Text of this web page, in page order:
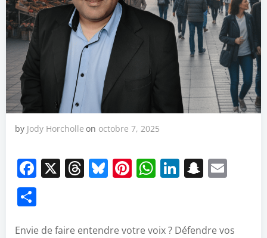
by Jody Horcholle on octobre 7, 2025
Facebook
X Threads
Bluesky
Pinterest
WhatsApp
LinkedIn
Envie de faire entendre votre voix ? Défendre vos